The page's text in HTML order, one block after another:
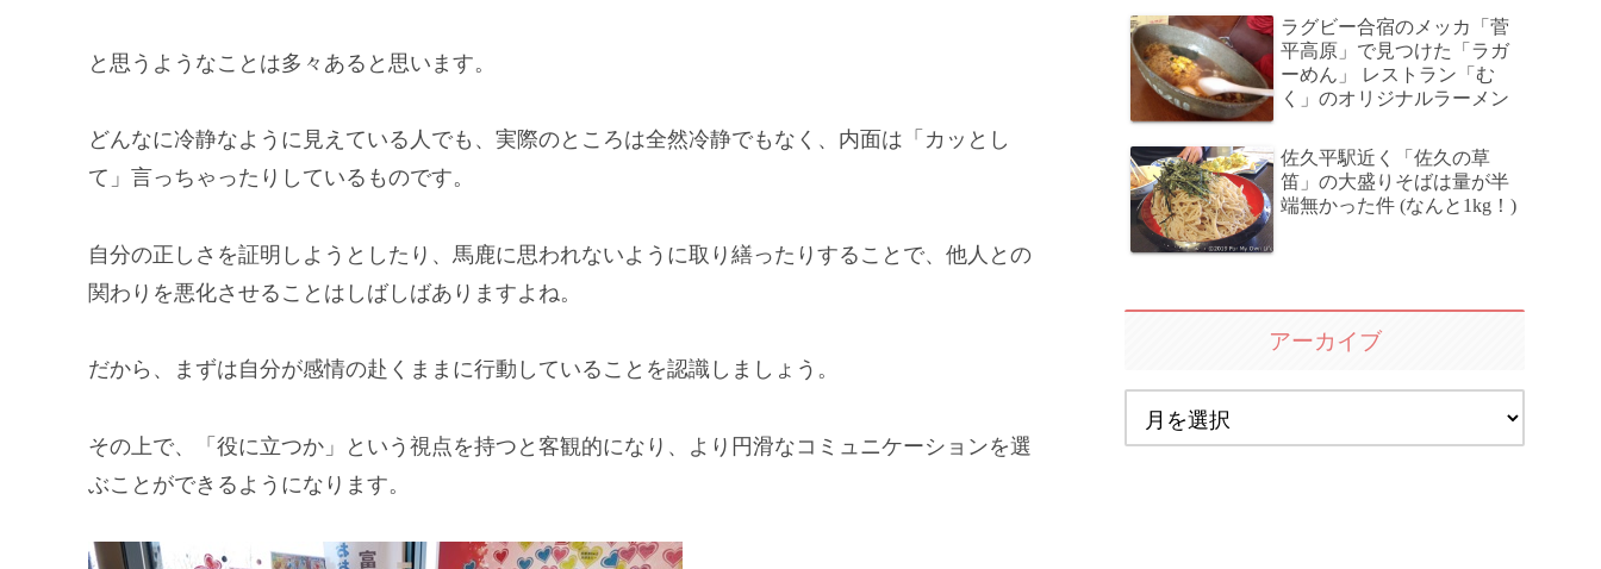
と思うようなことは多々あると思います。
どんなに冷静なように見えている人でも、実際のところは全然冷静でもなく、内面は「カッとし
て」言っちゃったりしているものです。
自分の正しさを証明しようとしたり、馬鹿に思われないように取り繕ったりすることで、他人との
関わりを悪化させることはしばしばありますよね。
だから、まずは自分が感情の赴くままに行動していることを認識しましょう。
その上で、「役に立つか」という視点を持つと客観的になり、より円滑なコミュニケーションを選
ぶことができるようになります。
ラグビー合宿のメッカ「菅
平高原」で見つけた「ラガ
ーめん」 レストラン「む
く」のオリジナルラーメン
佐久平駅近く「佐久の草
笛」の大盛りそばは量が半
端無かった件 (なんと1kg！)
アーカイブ